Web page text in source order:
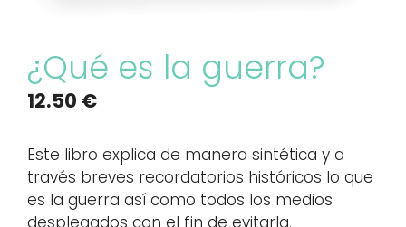
¿Qué es la guerra?
12.50 €
Este libro explica de manera sintética y a
través breves recordatorios históricos lo que
es la guerra así como todos los medios
desplegados con el fin de evitarla.